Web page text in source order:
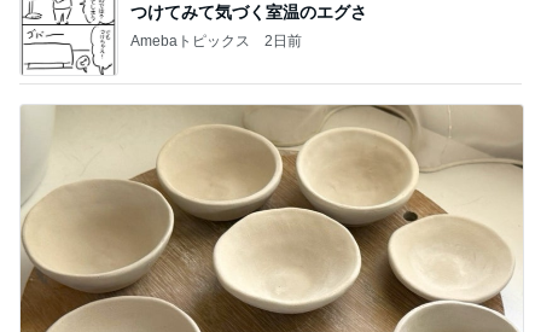
つけてみて気づく室温のエグさ
Amebaトピックス 2日前